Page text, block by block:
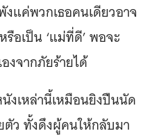
แค่พวกเธอคนเดียวอาจ
อเป็น ‘แม่ที่ดี’ พอจะ
งจากภัยร้ายได้
งเหล่านี้เหมือนยิงปืนนัด
ว ทั้งดึงผู้คนให้กลับมา